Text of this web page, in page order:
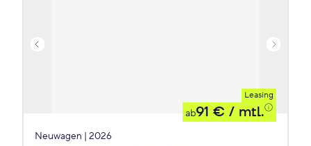
Leasing
ab91 € / mtl.
Neuwagen | 2026